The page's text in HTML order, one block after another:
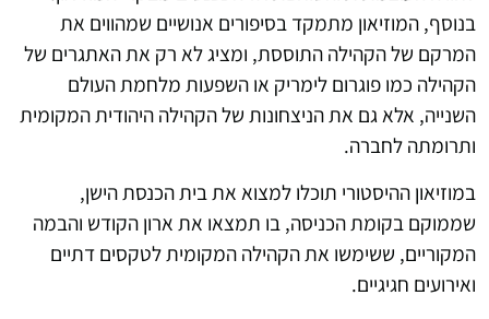
בנוסף, המוזיאון מתמקד בסיפורים אנושיים שמהווים את
המרקם של הקהילה התוססת, ומציג לא רק את האתגרים של
הקהילה כמו פוגרום לימריק או השפעות מלחמת העולם
השנייה, אלא גם את הניצחונות של הקהילה היהודית המקומית
ותרומתה לחברה.
במוזיאון ההיסטורי תוכלו למצוא את בית הכנסת הישן,
שממוקם בקומת הכניסה, בו תמצאו את ארון הקודש והבמה
המקוריים, ששימשו את הקהילה המקומית לטקסים דתיים
ואירועים חגיגיים.